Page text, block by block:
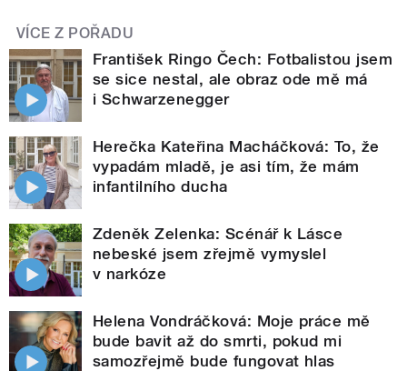
VÍCE Z POŘADU
František Ringo Čech: Fotbalistou jsem
se sice nestal, ale obraz ode mě má
i Schwarzenegger
Herečka Kateřina Macháčková: To, že
vypadám mladě, je asi tím, že mám
infantilního ducha
Zdeněk Zelenka: Scénář k Lásce
nebeské jsem zřejmě vymyslel
v narkóze
Helena Vondráčková: Moje práce mě
bude bavit až do smrti, pokud mi
samozřejmě bude fungovat hlas